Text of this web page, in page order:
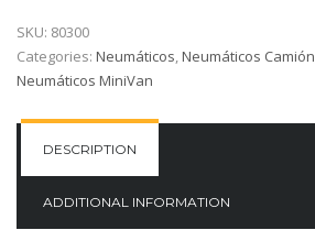
SKU: 80300
Categories: Neumáticos,Neumáticos Camión
Neumáticos MiniVan
DESCRIPTION
ADDITIONAL INFORMATION